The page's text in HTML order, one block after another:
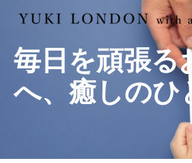
毎日を頑張る
へ、癒しのひ
最新情報
トピックス
メディア情報
イベント情報
事業内容
アロマイベント／講
イベント
出張アロマ空間
アロマセレモニー《ゲスト
天然アロマ講座
aroma bar【完全会員
アロマ空間デザイ
アロマ空間導入の目的・
お問い合わせ
アロマ空間無料体験お申込
会社概要
代表の想い
ONLINE
香りの定期便
特別なギフトセレク